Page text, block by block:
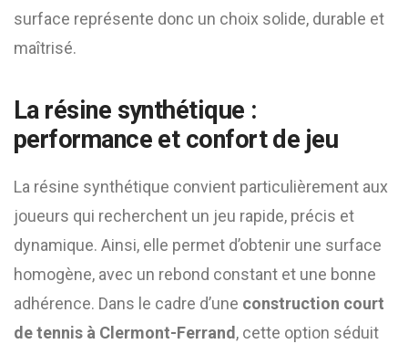
surface représente donc un choix solide, durable et
maîtrisé.
La résine synthétique :
performance et confort de jeu
La résine synthétique convient particulièrement aux
joueurs qui recherchent un jeu rapide, précis et
dynamique. Ainsi, elle permet d’obtenir une surface
homogène, avec un rebond constant et une bonne
adhérence. Dans le cadre d’une construction court
de tennis à Clermont-Ferrand , cette option séduit